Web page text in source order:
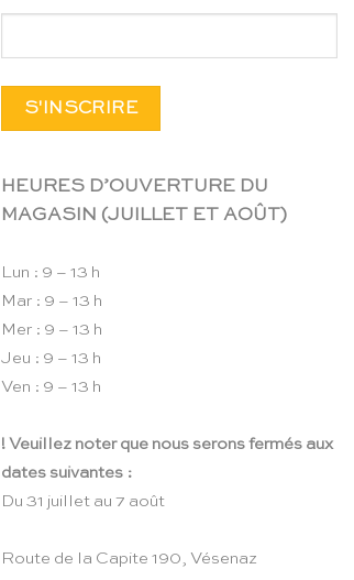
HEURES D’OUVERTURE DU
MAGASIN (JUILLET ET AOÛT)
Lun : 9 – 13 h
Mar : 9 – 13 h
Mer : 9 – 13 h
Jeu : 9 – 13 h
Ven : 9 – 13 h
! Veuillez noter que nous serons fermés aux
dates suivantes :
Du 31 juillet au 7 août
Route de la Capite 190, Vésenaz